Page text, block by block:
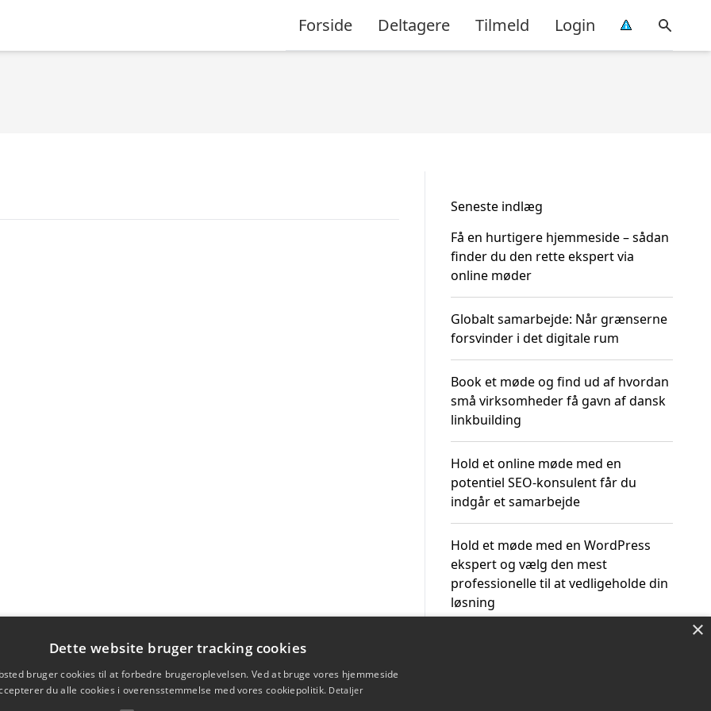
Forside Deltagere Tilmeld Login
Seneste indlæg
Få en hurtigere hjemmeside – sådan
finder du den rette ekspert via
online møder
Globalt samarbejde: Når grænserne
forsvinder i det digitale rum
Book et møde og find ud af hvordan
små virksomheder få gavn af dansk
linkbuilding
Hold et online møde med en
potentiel SEO-konsulent får du
indgår et samarbejde
Hold et møde med en WordPress
ekspert og vælg den mest
professionelle til at vedligeholde din
løsning
×
Dette website bruger tracking cookies
bruger cookies til at forbedre brugeroplevelsen. Ved at bruge vores hjemmeside
du alle cookies i overensstemmelse med vores cookiepolitik. Detaljer